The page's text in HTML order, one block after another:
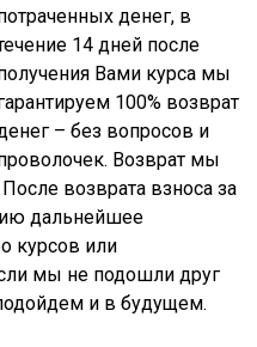
денег, в
14 дней после
Вами курса мы
100% возврат
– без вопросов и
Возврат мы
возврата взноса за
дальнейшее
курсов или
мы не подошли друг
и в будущем.